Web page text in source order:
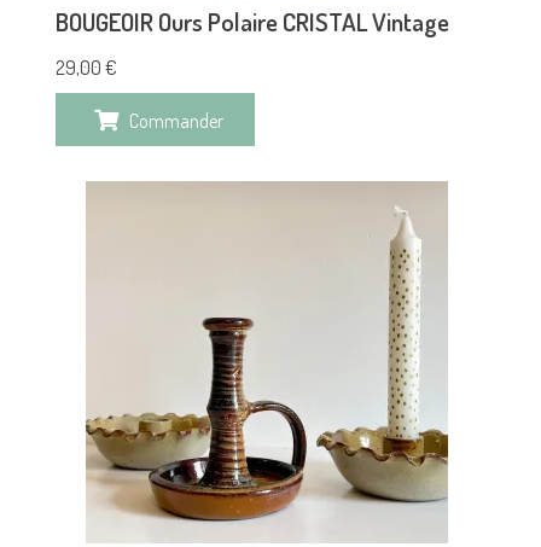
BOUGEOIR Ours Polaire CRISTAL Vintage
29,00 €
Commander